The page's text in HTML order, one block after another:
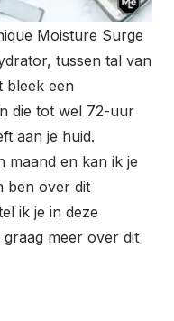
Moisture Surge
tussen tal van
bleek een
die tot wel 72-uur
aan je huid.
maand en kan ik je
ben over dit
ik je in deze
meer over dit